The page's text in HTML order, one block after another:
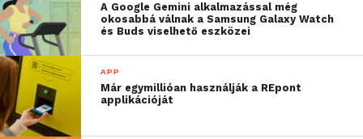
A Google Gemini alkalmazással még
okosabbá válnak a Samsung Galaxy Watch
és Buds viselhető eszközei
APP
Már egymillióan használják a REpont
applikációját